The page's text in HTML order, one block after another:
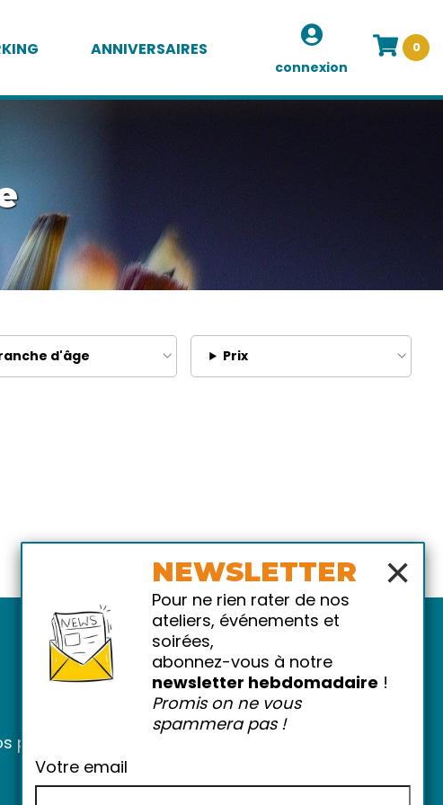
ANNIVERSAIRES
connexion
0
d'âge Prix
pratiques
×
NEWSLETTER
Pour ne rien rater de nos
ateliers, événements et
soirées,
abonnez-vous à notre
newsletter hebdomadaire !
Promis on ne vous
spammera pas !
Votre email